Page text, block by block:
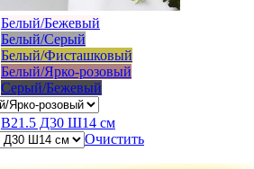
Белый/Бежевый
Белый/Серый
Белый/Фисташковый
Белый/Ярко-розовый
Серый/Бежевый
В21.5 Д30 Ш14 см
Очистить